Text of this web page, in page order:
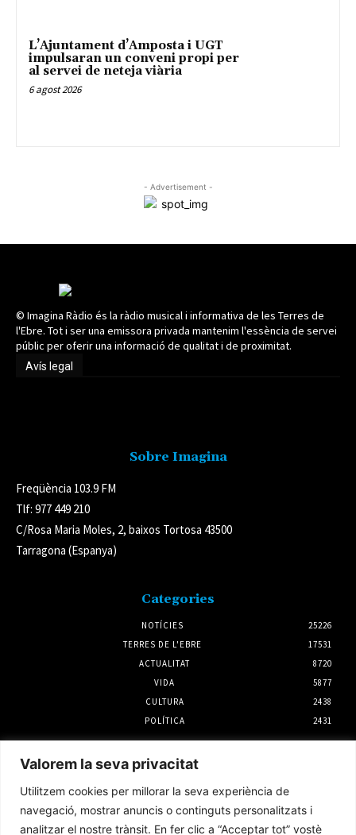
Valorem la seva privacitat
Utilitzem cookies per millorar la seva experiència de
navegació, mostrar anuncis o continguts personalitzats i
analitzar el nostre trànsit. En fer clic a “Acceptar tot” vostè
L’Ajuntament d’Amposta i UGT
impulsaran un conveni propi per
al servei de neteja viària
6 agost 2026
- Advertisement -
© Imagina Ràdio és la ràdio musical i informativa de les Terres de
l'Ebre. Tot i ser una emissora privada mantenim l'essència de servei
públic per oferir una informació de qualitat i de proximitat.
Avís legal
Sobre Imagina
Freqüència 103.9 FM
Tlf: 977 449 210
C/Rosa Maria Moles, 2, baixos Tortosa 43500
Tarragona (Espanya)
Categories
NOTÍCIES
25226
TERRES DE L'EBRE
17531
ACTUALITAT
8720
VIDA
5877
CULTURA
2438
POLÍTICA
2431
L’Ajuntament d’Amposta i UGT impulsaran
un conveni propi per al servei de neteja
viària
6 agost 2026